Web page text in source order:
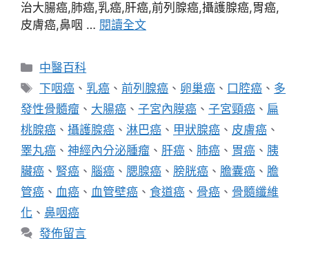
治大腸癌,肺癌,乳癌,肝癌,前列腺癌,攝護腺癌,胃癌,
皮膚癌,鼻咽 … 閱讀全文
分
類
中醫百科
標
籤
下咽癌 、 乳癌 、前列腺癌 、 卵巢癌 、 口腔癌 、 多
發性骨髓瘤 、 大腸癌 、 子宮內膜癌 、 子宮頸癌 、 扁
桃腺癌 、 攝護腺癌 、 淋巴癌 、 甲狀腺癌 、 皮膚癌 、
睪丸癌 、 神經內分泌腫瘤 、 肝癌 、 肺癌 、 胃癌 、 胰
臟癌 、 腎癌 、 腦癌 、 腮腺癌 、 膀胱癌 、 膽囊癌 、 膽
管癌 、 血癌 、 血管壁癌 、 食道癌 、 骨癌 、 骨髓纖維
化 、 鼻咽癌
發佈留言